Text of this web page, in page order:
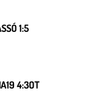
1:5
4:3OT